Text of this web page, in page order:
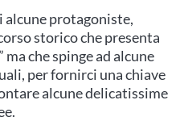
protagoniste,
storico che presenta
che spinge ad alcune
per fornirci una chiave
alcune delicatissime